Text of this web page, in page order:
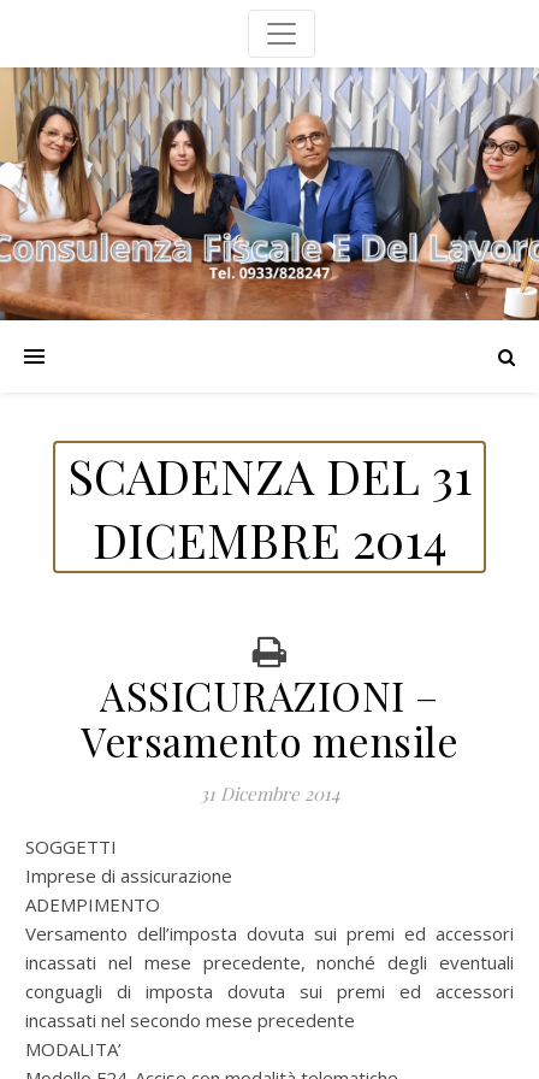
SCADENZA DEL 31
DICEMBRE 2014
ASSICURAZIONI –
Versamento mensile
31 Dicembre 2014
SOGGETTI
Imprese di assicurazione
ADEMPIMENTO
Versamento dell’imposta dovuta sui premi ed accessori
incassati nel mese precedente, nonché degli eventuali
conguagli di imposta dovuta sui premi ed accessori
incassati nel secondo mese precedente
MODALITA’